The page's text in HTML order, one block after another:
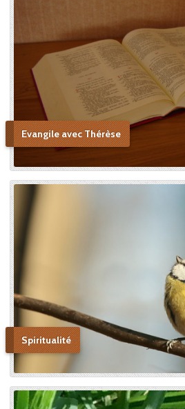
Evangile avec Thérèse
Spiritualité